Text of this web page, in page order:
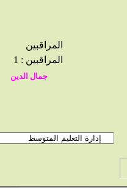
المراقبين
المراقبين : 1